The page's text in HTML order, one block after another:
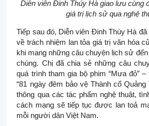
Diễn viên Đinh Thúy Hà giao lưu cùng
giá trị lịch sử qua nghệ
Tiếp sau đó, Diễn viên Đinh Thúy Hà
về trách nhiệm lan tỏa giá trị văn hóa
khi mang những câu chuyện lịch sử
chúng. Chị đã chia sẻ những câu
quá trình tham gia bộ phim “Mưa đỏ”
“81 ngày đêm bảo vệ Thành cổ
thông qua các tác phẩm nghệ thuật,
cách mạng sẽ tiếp tục được lan toả
mỗi người dân Việt Nam.